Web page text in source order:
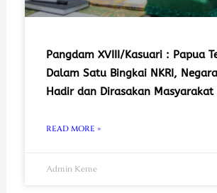
Pangdam XVIII/Kasuari : Papua
Dalam Satu Bingkai NKRI,
Hadir dan Dirasakan Masyarakat
READ MORE »
Admin Keme